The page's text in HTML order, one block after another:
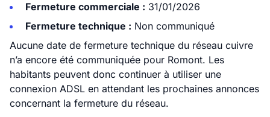
Fermeture commerciale : 31/01/2026
Fermeture technique : Non communiqué
Aucune date de fermeture technique du réseau cuivre
n’a encore été communiquée pour Romont. Les
habitants peuvent donc continuer à utiliser une
connexion ADSL en attendant les prochaines annonces
concernant la fermeture du réseau.